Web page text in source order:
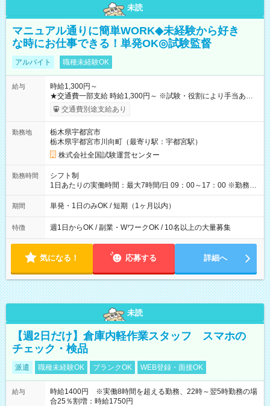
未読
マニュアル通りに簡単WORK◆未経験から好き
な時にお仕事できる！単発OK◎試験監督
アルバイト 職種未経験OK
給与
時給1,300円～
★交通費一部支給 時給1,300円～ ※試験・役割により手当あり
※勤務回数により昇給あり 【即給（前払い）オプションあ
り！】 希望される場合、勤務から1週間ほどで給与の一部を受け
例】 ・河合塾模擬試験 8:30～17:30（休憩1時間） 時給1,300円
×8時間＝日収10,400円＋交通費 ※当日の役割により時給＋100
円の場合あり ・国家試験 7:00～13:30（休憩なし） 時給1,300
円（役割手当＋100円）×6時間＝日収8,400円＋交通費 【試用期
間】試用期間なし
交通費別途支給あり
勤務地
栃木県宇都宮市
栃木県宇都宮市川向町（最寄り駅：宇都宮駅）
株式会社全国試験運営センター
勤務時間
シフト制
1日あたりの実働時間：最大7時間/日 09：00～17：00 ※勤務時
間は 試験により異なります。
期間 単発・1日のみOK / 短期（1ヶ月以内）
特徴 週1日からOK / 副業・WワークOK / 10名以上の大量募集
気になる！ 応募する 詳細へ
未読
【週2日だけ】倉庫内軽作業スタッフ スマホの
チェック・検品
派遣 職種未経験OK ブランクOK WEB登録・面接OK
給与
時給1400円 ※実働8時間を超える勤務、22時～翌5時勤務の場
合25％割増：時給1750円